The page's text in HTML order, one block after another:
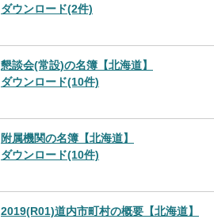
ダウンロード(2件)
懇談会(常設)の名簿【北海道】
ダウンロード(10件)
附属機関の名簿【北海道】
ダウンロード(10件)
2019(R01)道内市町村の概要【北海道】